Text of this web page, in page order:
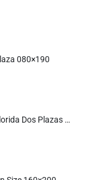
080×190
Colchón con Sommier Florida Dos Plazas 140X190